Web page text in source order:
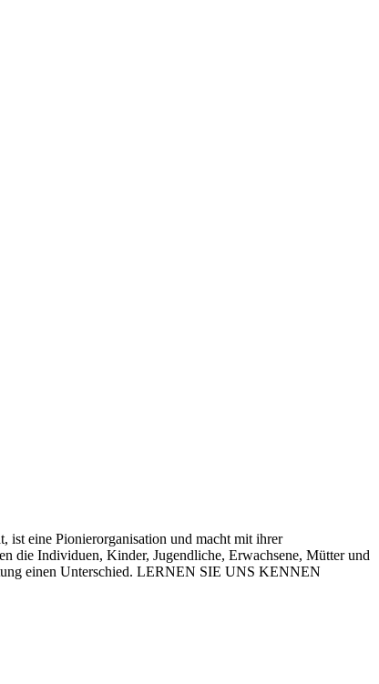
ist eine Pionierorganisation und macht mit ihrer
die Individuen, Kinder, Jugendliche, Erwachsene, Mütter und
einen Unterschied. LERNEN SIE UNS KENNEN